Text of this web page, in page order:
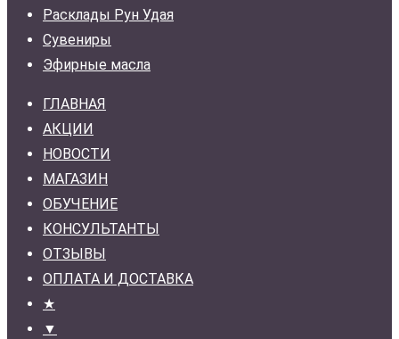
Расклады Рун Удая
Сувениры
Эфирные масла
ГЛАВНАЯ
АКЦИИ
НОВОСТИ
МАГАЗИН
ОБУЧЕНИЕ
КОНСУЛЬТАНТЫ
ОТЗЫВЫ
ОПЛАТА И ДОСТАВКА
★
▼